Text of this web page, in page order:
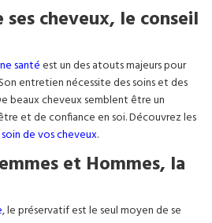
cheveux, le conseil
santéest un des atouts majeurs pour
entretien nécessite des soins et des
beaux cheveux semblent être un
et de confiance en soi. Découvrez les
de vos cheveux.
et Hommes, la
, le préservatif est le seul moyen de se